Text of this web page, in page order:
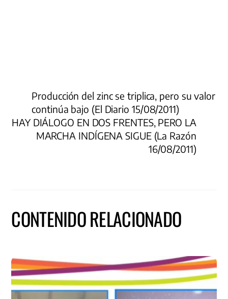
Producción del zinc se triplica, pero su valor
continúa bajo (El Diario 15/08/2011)
HAY DIÁLOGO EN DOS FRENTES, PERO LA
MARCHA INDÍGENA SIGUE (La Razón
16/08/2011)
CONTENIDO RELACIONADO